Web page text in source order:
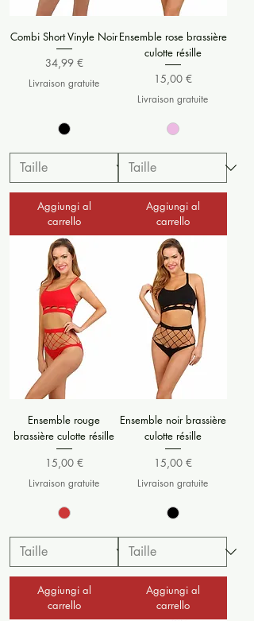
Combi Short Vinyle Noir
Prezzo
34,99 €
Livraison gratuite
Aggiungi al
carrello
Ensemble rose brassière
culotte résille
Prezzo
15,00 €
Livraison gratuite
Aggiungi al
carrello
Ensemble rouge
brassière culotte résille
Prezzo
15,00 €
Livraison gratuite
Aggiungi al
carrello
Ensemble noir brassière
culotte résille
Prezzo
15,00 €
Livraison gratuite
Aggiungi al
carrello